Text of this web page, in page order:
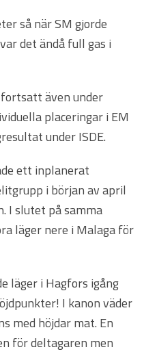
så när SM gjorde
det ändå full gas i
även under
placeringar i EM
under ISDE.
ett inplanerat
i början av april
I slutet på samma
läger nere i Malaga för
läger i Hagfors igång
I kanon väder
med höjdar mat. En
för deltagaren men